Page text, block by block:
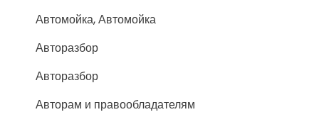
Автомойка, Автомойка
Авторазбор
Авторазбор
Авторам и правообладателям